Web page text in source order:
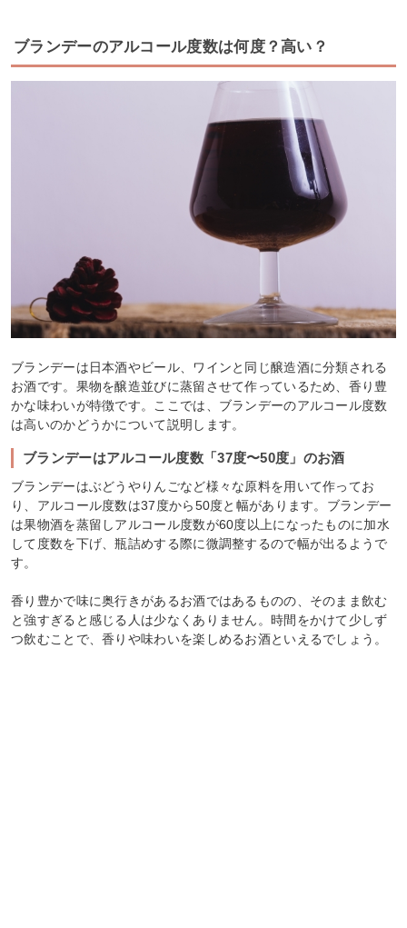
ブランデーのアルコール度数は何度？高い？
ブランデーは日本酒やビール、ワインと同じ醸造酒に分類される
お酒です。果物を醸造並びに蒸留させて作っているため、香り豊
かな味わいが特徴です。ここでは、ブランデーのアルコール度数
は高いのかどうかについて説明します。
ブランデーはアルコール度数「37度〜50度」のお酒
ブランデーはぶどうやりんごなど様々な原料を用いて作ってお
り、アルコール度数は37度から50度と幅があります。ブランデー
は果物酒を蒸留しアルコール度数が60度以上になったものに加水
して度数を下げ、瓶詰めする際に微調整するので幅が出るようで
す。
香り豊かで味に奥行きがあるお酒ではあるものの、そのまま飲む
と強すぎると感じる人は少なくありません。時間をかけて少しず
つ飲むことで、香りや味わいを楽しめるお酒といえるでしょう。